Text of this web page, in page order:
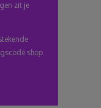
zit je
shop